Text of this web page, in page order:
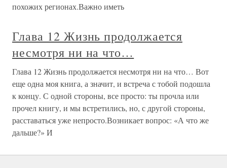
похожих регионах.Важно иметь
Глава 12 Жизнь продолжается
несмотря ни на что…
Глава 12 Жизнь продолжается несмотря ни на что… Вот
еще одна моя книга, а значит, и встреча с тобой подошла
к концу. С одной стороны, все просто: ты прочла или
прочел книгу, и мы встретились, но, с другой стороны,
расставаться уже непросто.Возникает вопрос: «А что же
дальше?» И